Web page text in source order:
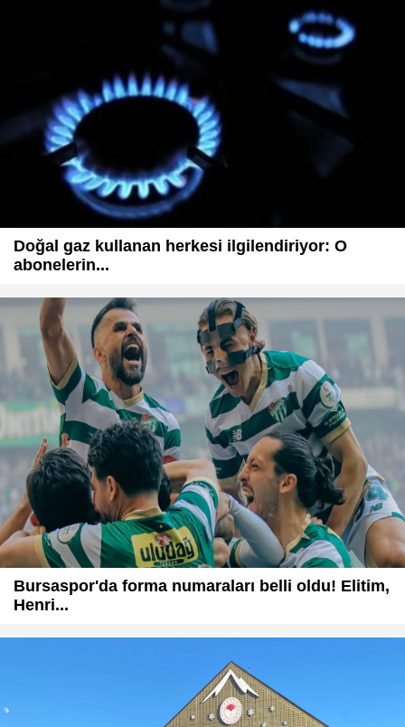
Doğal gaz kullanan herkesi ilgilendiriyor: O
abonelerin...
Bursaspor'da forma numaraları belli oldu! Elitim,
Henri...